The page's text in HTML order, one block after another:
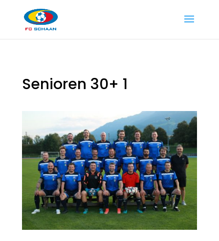
Senioren 30+ 1